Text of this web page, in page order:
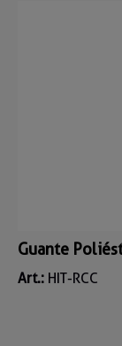
Guante
Art.: HIT-RCC